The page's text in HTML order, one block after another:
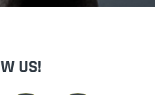
US!